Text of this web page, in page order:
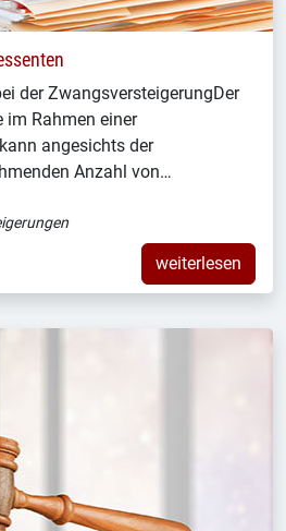
der ZwangsversteigerungDer
im Rahmen einer
angesichts der
Anzahl von…
weiterlesen